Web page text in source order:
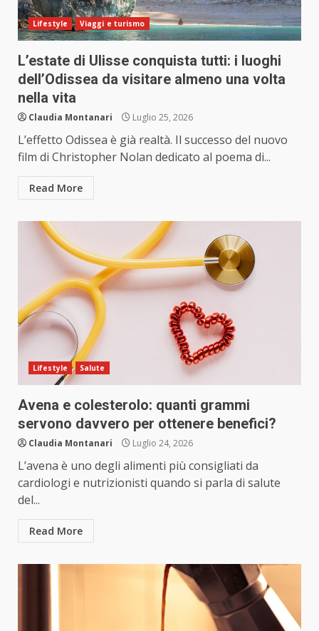
Lifestyle Viaggi e turismo
L’estate di Ulisse conquista tutti: i luoghi
dell’Odissea da visitare almeno una volta
nella vita
Claudia Montanari Luglio 25, 2026
L’effetto Odissea è già realtà. Il successo del nuovo
film di Christopher Nolan dedicato al poema di...
Read More
Lifestyle Salute
Avena e colesterolo: quanti grammi
servono davvero per ottenere benefici?
Claudia Montanari Luglio 24, 2026
L’avena è uno degli alimenti più consigliati da
cardiologi e nutrizionisti quando si parla di salute
del...
Read More